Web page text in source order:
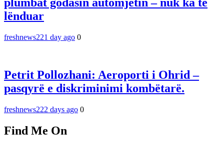
lënduar
freshnews221 day ago 0
Petrit Pollozhani: Aeroporti i Ohrid –
pasqyrë e diskriminimi kombëtarë.
freshnews222 days ago 0
Find Me On